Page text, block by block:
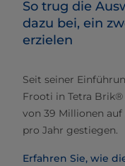
So trug die
dazu bei, ein
erzielen
Seit seiner
Frooti in Tetra Brik®
von 39 Millionen auf
pro Jahr gestiegen.
Erfahren Sie, wie